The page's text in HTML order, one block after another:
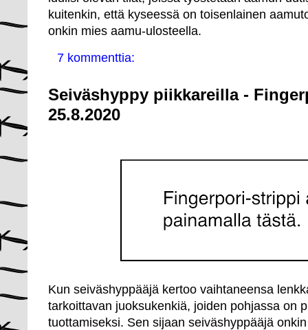
kuitenkin, että kyseessä on toisenlainen
onkin mies aamu-ulosteella.
7 kommenttia:
Seiväshyppy piikkareilla -
25.8.2020
Kun seiväshyppääjä kertoo vaihtaneensa
tarkoittavan juoksukenkiä, joiden pohjassa on
tuottamiseksi. Sen sijaan seiväshyppääjä